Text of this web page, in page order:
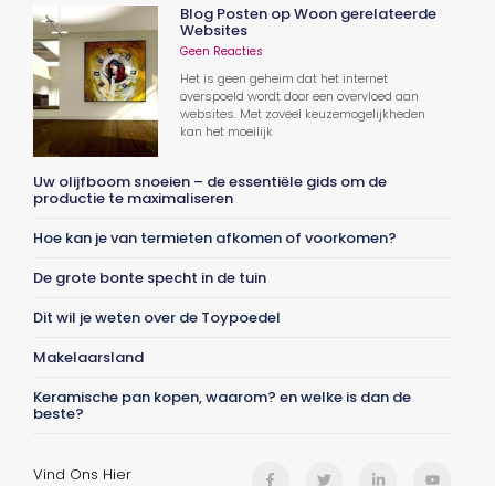
Blog Posten op Woon gerelateerde
Websites
Geen Reacties
Het is geen geheim dat het internet
overspoeld wordt door een overvloed aan
websites. Met zoveel keuzemogelijkheden
kan het moeilijk
Uw olijfboom snoeien – de essentiële gids om de
productie te maximaliseren
Hoe kan je van termieten afkomen of voorkomen?
De grote bonte specht in de tuin
Dit wil je weten over de Toypoedel
Makelaarsland
Keramische pan kopen, waarom? en welke is dan de
beste?
Vind Ons Hier